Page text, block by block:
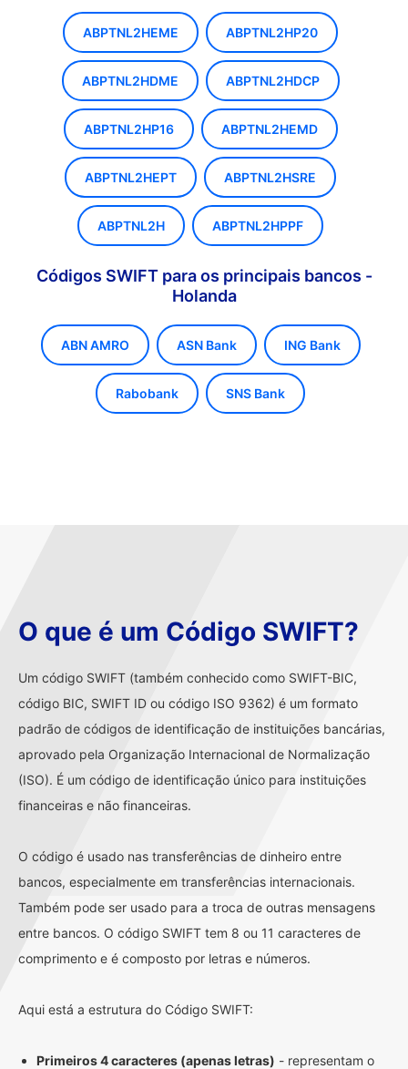
ABPTNL2HEME ABPTNL2HP20
ABPTNL2HDME ABPTNL2HDCP
ABPTNL2HP16 ABPTNL2HEMD
ABPTNL2HEPT ABPTNL2HSRE
ABPTNL2H ABPTNL2HPPF
Códigos SWIFT para os principais bancos -
Holanda
ABN AMRO ASN Bank ING Bank
Rabobank SNS Bank
O que é um Código SWIFT?
Um código SWIFT (também conhecido como SWIFT-BIC,
código BIC, SWIFT ID ou código ISO 9362) é um formato
padrão de códigos de identificação de instituições bancárias,
aprovado pela Organização Internacional de Normalização
(ISO). É um código de identificação único para instituições
financeiras e não financeiras.
O código é usado nas transferências de dinheiro entre
bancos, especialmente em transferências internacionais.
Também pode ser usado para a troca de outras mensagens
entre bancos. O código SWIFT tem 8 ou 11 caracteres de
comprimento e é composto por letras e números.
Aqui está a estrutura do Código SWIFT:
Primeiros 4 caracteres (apenas letras) - representam o